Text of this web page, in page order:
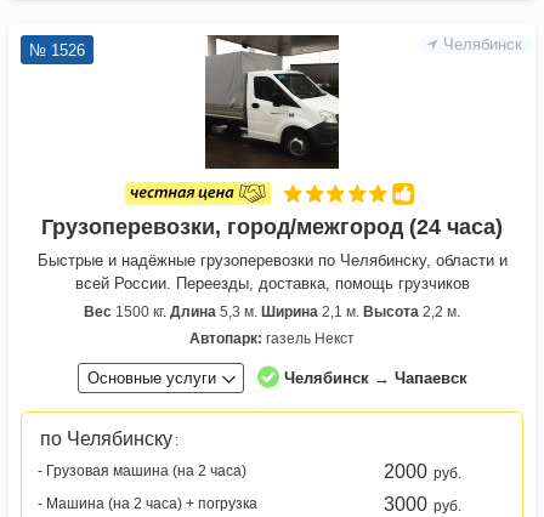
Челябинск
№ 1526
Грузоперевозки, город/межгород (24 часа)
Быстрые и надёжные грузоперевозки по Челябинску, области и
всей России. Переезды, доставка, помощь грузчиков
Вес 1500 кг. Длина 5,3 м. Ширина 2,1 м. Высота 2,2 м.
Автопарк: газель Некст
Основные услуги Челябинск → Чапаевск
по Челябинску :
- Грузовая машина (на 2 часа)
2000 руб.
- Машина (на 2 часа) + погрузка
3000 руб.